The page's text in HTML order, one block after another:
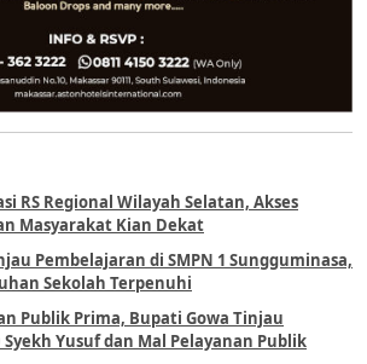
RS Regional Wilayah Selatan, Akses
Masyarakat Kian Dekat
Pembelajaran di SMPN 1 Sungguminasa,
Sekolah Terpenuhi
Publik Prima, Bupati Gowa Tinjau
Syekh Yusuf dan Mal Pelayanan Publik